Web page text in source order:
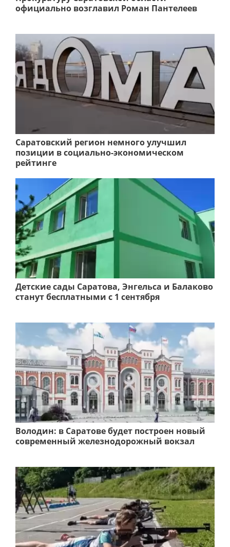
официально возглавил Роман Пантелеев
Саратовский регион немного улучшил
позиции в социально-экономическом
рейтинге
Детские сады Саратова, Энгельса и Балаково
станут бесплатными с 1 сентября
Володин: в Саратове будет построен новый
современный железнодорожный вокзал